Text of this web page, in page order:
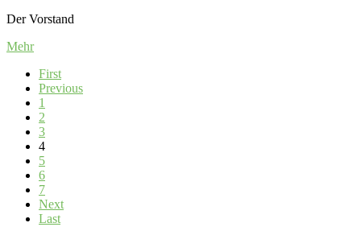
Der Vorstand
Mehr
First
Previous
1
2
3
4
5
6
7
Next
Last